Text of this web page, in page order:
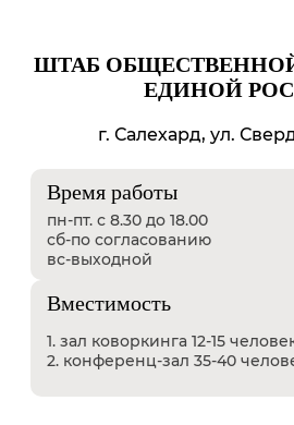
ШТАБ
ЕДИНОЙ
г. Салехард, ул.
Время работы
пн-пт. с 8.30 до 18.00
сб-по согласованию
вс-выходной
Вместимость
1. зал коворкинга 12-15
2. конференц-зал 35-40